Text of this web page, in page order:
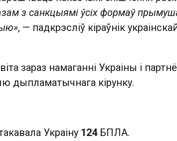
з санкцыямі ўсіх формаў
, — падкрэсліў кіраўнік
зараз намаганні Украіны і
дыпламатычнага кірунку.
Украіну 124БПЛА.